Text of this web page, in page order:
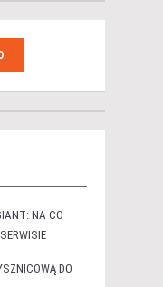
NA CO
DO